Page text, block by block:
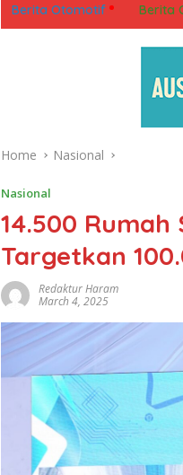
Berita Otomotif Berita
Home Nasional
Nasional
14.500
Targetkan
Redaktur Haram
March 4, 2025